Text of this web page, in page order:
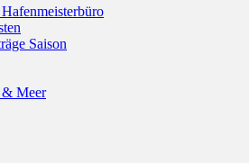
Saison
& Meer